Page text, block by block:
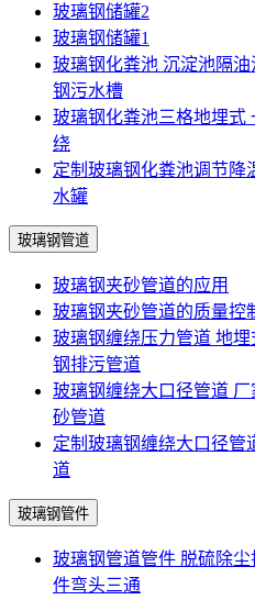
玻璃钢储罐2
玻璃钢储罐1
玻璃钢化粪池 沉淀池隔
钢污水槽
玻璃钢化粪池三格地埋式
绕
定制玻璃钢化粪池调节降
水罐
玻璃钢管道
玻璃钢夹砂管道的应用
玻璃钢夹砂管道的质量控
玻璃钢缠绕压力管道 地
钢排污管道
玻璃钢缠绕大口径管道
砂管道
定制玻璃钢缠绕大口径管
道
玻璃钢管件
玻璃钢管道管件 脱硫除
件弯头三通